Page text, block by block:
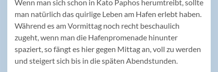
Wenn man sich schon in Kato Paphos herumtreibt, sollte
man natürlich das quirlige Leben am Hafen erlebt haben.
Während es am Vormittag noch recht beschaulich
zugeht, wenn man die Hafenpromenade hinunter
spaziert, so fängt es hier gegen Mittag an, voll zu werden
und steigert sich bis in die späten Abendstunden.